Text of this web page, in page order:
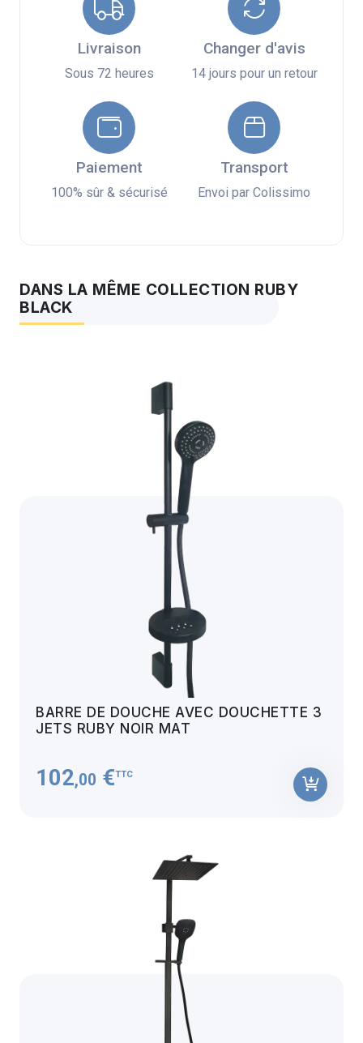
Livraison
Sous 72 heures
Changer d'avis
14 jours pour un retour
Paiement
100% sûr & sécurisé
Transport
Envoi par Colissimo
DANS LA MÊME COLLECTION RUBY
BLACK
BARRE DE DOUCHE AVEC DOUCHETTE 3
JETS RUBY NOIR MAT
102,00 €TTC